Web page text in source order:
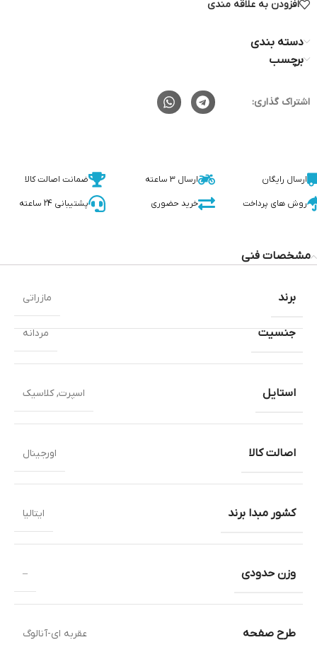
افزودن به علاقه مندی
دسته بندی
برچسب
اشتراک گذاری:
ارسال رایگان ارسال 3 ساعته ضمانت اصالت کالا
روش های پرداخت خرید حضوری پشتیبانی 24 ساعته
مشخصات فنی
جنسیت مردانه
استایل اسپرت,کلاسیک
اصالت کالا اورجینال
کشور مبدا برند ایتالیا
وزن حدودی –
طرح صفحه عقربه ای-آنالوگ
برند مازراتی